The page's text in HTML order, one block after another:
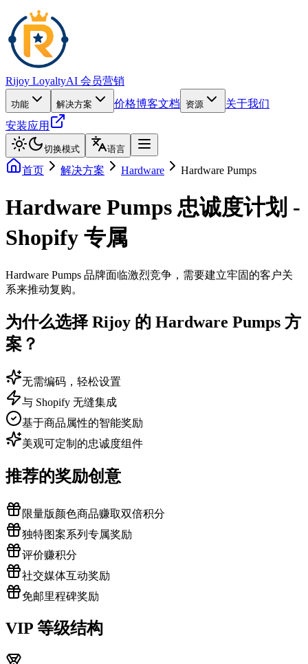
Rijoy LoyaltyAI 会员营销
功能 解决方案 价格博客文档 资源
关于我们
安装应用
切换模式 语言
首页 解决方案 Hardware Hardware Pumps
Hardware Pumps 忠诚度计划 -
Shopify 专属
Hardware Pumps 品牌面临激烈竞争，需要建立牢固的客户关
系来推动复购。
为什么选择 Rijoy 的 Hardware Pumps 方
案？
无需编码，轻松设置
与 Shopify 无缝集成
基于商品属性的智能奖励
美观可定制的忠诚度组件
推荐的奖励创意
限量版颜色商品赚取双倍积分
独特图案系列专属奖励
评价赚积分
社交媒体互动奖励
免邮里程碑奖励
VIP 等级结构